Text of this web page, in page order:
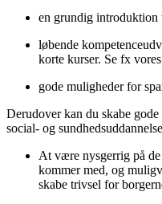
en grundig introduktion
løbende
korte kurser. Se fx
gode muligheder for
Derudover kan du skabe
social- og
At være nysgerrig på de
kommer med, og
skabe trivsel for